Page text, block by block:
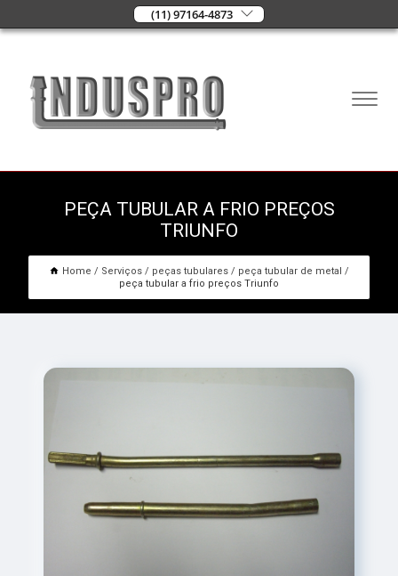
(11) 97164-4873
PEÇA TUBULAR A FRIO PREÇOS
TRIUNFO
Home Serviços peças tubulares
peça tubular de metal
peça tubular a frio preços Triunfo